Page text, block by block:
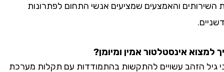
והאמצעים שמציעים אנשי התחום לפתרונות
אינסטלטור אמין ומיומן?
הזהב עשויים להתקשות בהתמודדות עם תקלות מערכת